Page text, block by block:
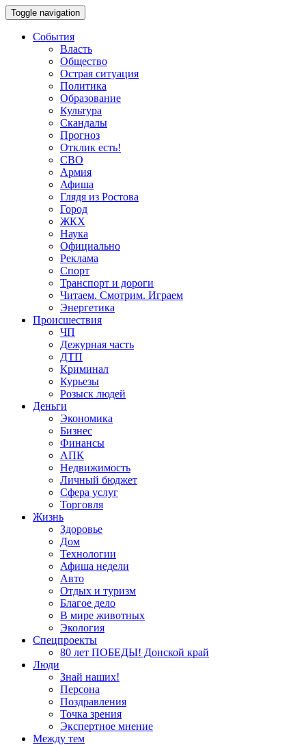
Toggle navigation
События
Власть
Общество
Острая ситуация
Политика
Образование
Культура
Скандалы
Прогноз
Отклик есть!
СВО
Армия
Афиша
Глядя из Ростова
Город
ЖКХ
Наука
Официально
Реклама
Спорт
Транспорт и дороги
Читаем. Смотрим. Играем
Энергетика
Происшествия
ЧП
Дежурная часть
ДТП
Криминал
Курьезы
Розыск людей
Деньги
Экономика
Бизнес
Финансы
АПК
Недвижимость
Личный бюджет
Сфера услуг
Торговля
Жизнь
Здоровье
Дом
Технологии
Афиша недели
Авто
Отдых и туризм
Благое дело
В мире животных
Экология
Спецпроекты
80 лет ПОБЕДЫ! Донской край
Люди
Знай наших!
Персона
Поздравления
Точка зрения
Экспертное мнение
Между тем